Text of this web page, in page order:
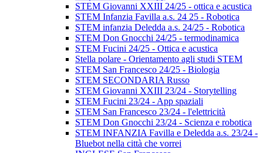
STEM Giovanni XXIII 24/25 - ottica e acustica
STEM Infanzia Favilla a.s. 24 25 - Robotica
STEM infanzia Deledda a.s. 24/25 - Robotica
STEM Don Gnocchi 24/25 - termodinamica
STEM Fucini 24/25 - Ottica e acustica
Stella polare - Orientamento agli studi STEM
STEM San Francesco 24/25 - Biologia
STEM SECONDARIA Russo
STEM Giovanni XXIII 23/24 - Storytelling
STEM Fucini 23/24 - App spaziali
STEM San Francesco 23/24 - l'elettricità
STEM Don Gnocchi 23/24 - Scienza e robotica
STEM INFANZIA Favilla e Deledda a.s. 23/24 -
Bluebot nella città che vorrei